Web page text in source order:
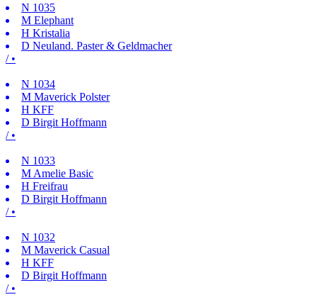
N 1035
M Elephant
H Kristalia
D Neuland. Paster & Geldmacher
/ •
N 1034
M Maverick Polster
H KFF
D Birgit Hoffmann
/ •
N 1033
M Amelie Basic
H Freifrau
D Birgit Hoffmann
/ •
N 1032
M Maverick Casual
H KFF
D Birgit Hoffmann
/ •